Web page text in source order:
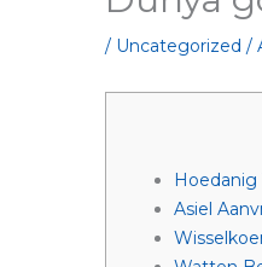
/ Uncategorized /
Asiel